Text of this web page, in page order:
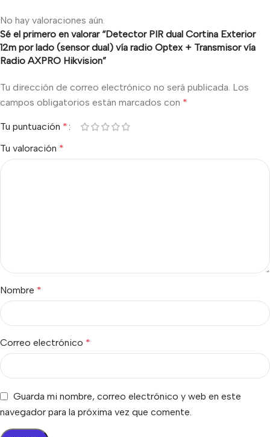
No hay valoraciones aún.
Sé el primero en valorar “Detector PIR dual Cortina Exterior
12m por lado (sensor dual) vía radio Optex + Transmisor vía
Radio AXPRO Hikvision”
Tu dirección de correo electrónico no será publicada. Los
campos obligatorios están marcados con *
Tu puntuación *
Tu valoración *
Nombre *
Correo electrónico *
Guarda mi nombre, correo electrónico y web en este
navegador para la próxima vez que comente.